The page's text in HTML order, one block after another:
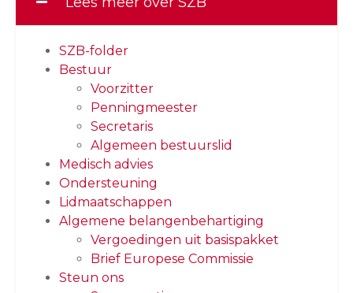
SZB-folder
Bestuur
Voorzitter
Penningmeester
Secretaris
Algemeen bestuurslid
Medisch advies
Ondersteuning
Lidmaatschappen
Algemene belangenbehartiging
Vergoedingen uit basispakket
Brief Europese Commissie
Steun ons